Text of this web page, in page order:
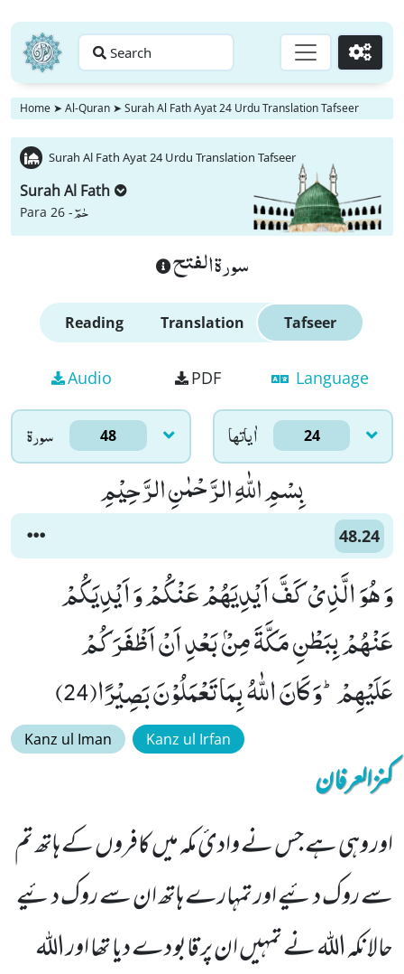
Search Go
Home ➤ Al-Quran ➤ Surah Al Fath Ayat 24 Urdu Translation Tafseer
Surah Al Fath Ayat 24 Urdu Translation Tafseer
Surah Al Fath
Para 26 -حٰمٓ
سورة الفتح
Reading Translation Tafseer
Audio PDF Language
سورۃ 48 اٰياتها 24
بِسْمِ اللّٰهِ الرَّحْمٰنِ الرَّحِیْمِ
48.24
وَ هُوَ الَّذِیْ كَفَّ اَیْدِیَهُمْ عَنْكُمْ وَ اَیْدِیَكُمْ
عَنْهُمْ بِبَطْنِ مَكَّةَ مِنْۢ بَعْدِ اَنْ اَظْفَرَكُمْ
عَلَیْهِمْؕ-وَ كَانَ اللّٰهُ بِمَا تَعْمَلُوْنَ بَصِیْرًا(24)
Kanz ul Iman Kanz ul Irfan
کنزالعرفان
اور وہی ہے جس نے وادیٔ مکہ میں کافروں کے ہاتھ تم
سے روک دئیے اور تمہارے ہاتھ ان سے روک دئیے
حالانکہ اللہ نے تمہیں ان پر قابو دے دیا تھا اور اللہ